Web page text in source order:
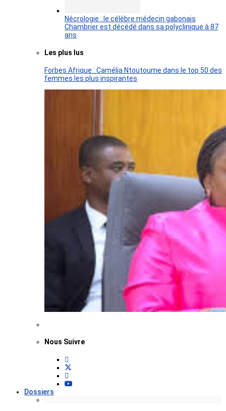
Nécrologie : le célèbre médecin gabonais
Chambrier est décédé dans sa polyclinique à 87
ans
Les plus lus
Forbes Afrique : Camélia Ntoutoume dans le top 50 des
femmes les plus inspirantes
Nous Suivre
Dossiers